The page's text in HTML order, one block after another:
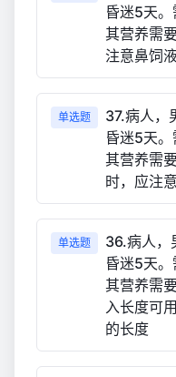
昏迷5天
其营养需
注意鼻饲
单选题
37.病人，
昏迷5天
其营养需
时，应注意
单选题
36.病人，
昏迷5天
其营养需
入长度可
的长度